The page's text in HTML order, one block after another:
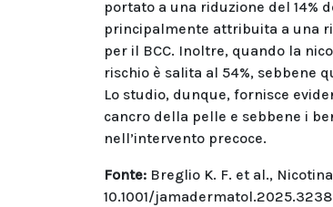
portato a una riduzione del 14%
principalmente attribuita a una
per il BCC. Inoltre, quando la
rischio è salita al 54%, sebbene
Lo studio, dunque, fornisce
cancro della pelle e sebbene i
nell’intervento precoce.
Fonte: Breglio K. F. et al.,
10.1001/jamadermatol.2025.3238